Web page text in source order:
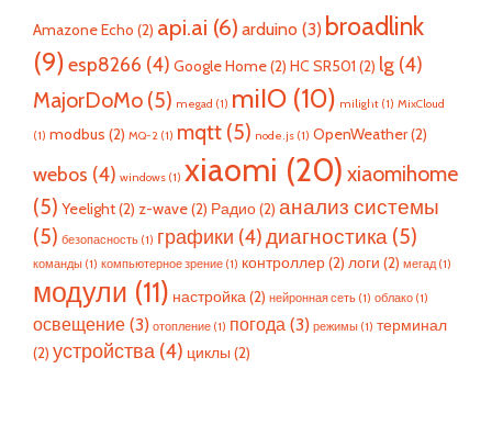
Amazone Echo (2) api.ai (6) arduino (3) broadlink
(9)esp8266 (4) Google Home(2) HC SR501 (2) lg (4)
MajorDoMo (5) megad (1) miIO (10) milight (1) MixCloud
(1) modbus (2) MQ-2 (1) mqtt (5) node.js (1) OpenWeather(2)
webos (4) windows (1) xiaomi (20) xiaomihome
(5) Yeelight(2) z-wave(2) Радио(2) анализ системы
(5) безопасность (1) графики (4)диагностика (5)
команды (1) компьютерное зрение (1) контроллер(2) логи (2) мегад(1)
модули (11) настройка(2) нейронная сеть (1) облако (1)
освещение (3) отопление (1) погода (3) режимы (1) терминал
(2) устройства (4) циклы (2)